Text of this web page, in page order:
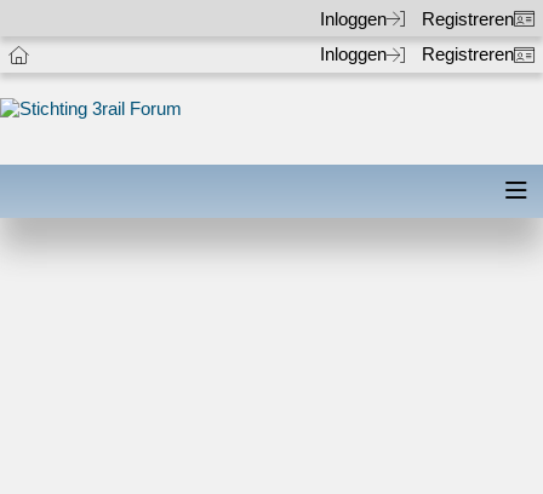
Inloggen
Registreren
Inloggen
Registreren